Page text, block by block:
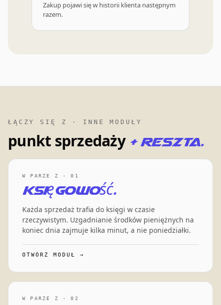
Zakup pojawi się w historii klienta następnym
razem.
ŁĄCZY SIĘ Z · INNE MODUŁY
punkt sprzedaży + reszta.
W PARZE Z · 01
Księgowość.
Każda sprzedaż trafia do księgi w czasie
rzeczywistym. Uzgadnianie środków pieniężnych na
koniec dnia zajmuje kilka minut, a nie poniedziałki.
OTWÓRZ MODUŁ →
W PARZE Z · 02